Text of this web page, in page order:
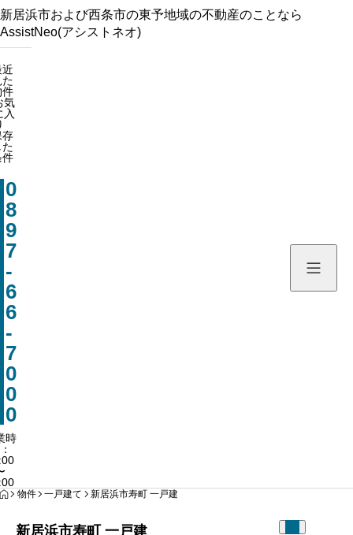
新居浜市および西条市の東予地域の不動産のことなら
AssistNeo(アシストネオ)
近
た
件
気
入
存
た
件
0
8
9
7
-
6
6
-
7
0
0
0
時
HOME
物件 一戸建て 新居浜市寿町 一戸建
新居浜市寿町 一戸建